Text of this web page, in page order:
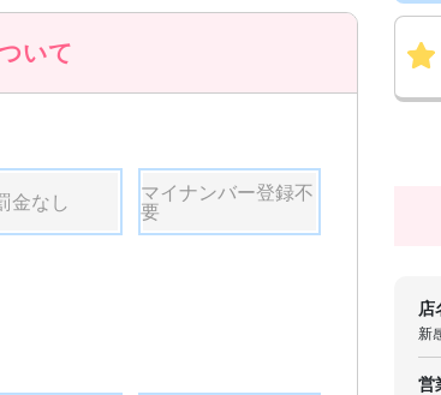
いて
金なし
マイナンバー登録不
要
店
新
営